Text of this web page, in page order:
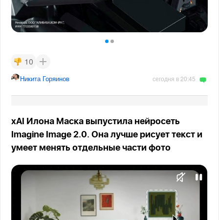
10
Никита Горяинов сегодня в 20:45
xAI Илона Маска выпустила нейросеть
Imagine Image 2.0. Она лучше рисует текст и
умеет менять отдельные части фото